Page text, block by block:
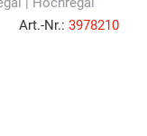
Art.-Nr.: 3978210